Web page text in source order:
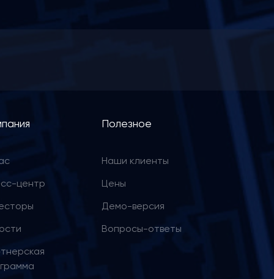
центр
Полезное
Наши клиенты
Цены
Демо-версия
Вопросы-ответы